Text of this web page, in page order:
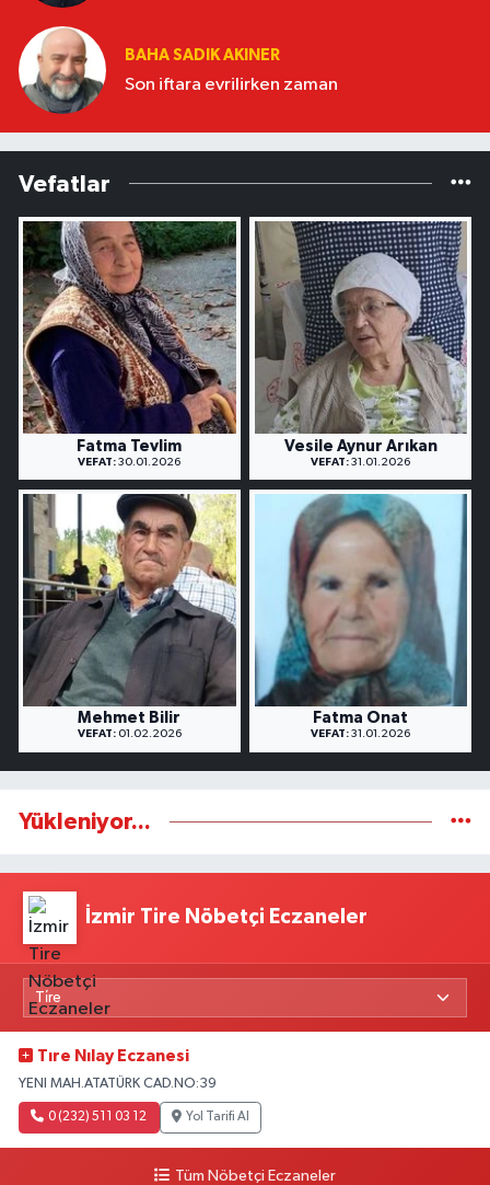
BAHA SADIK AKINER
Son iftara evrilirken zaman
Vefatlar
Fatma Tevlim
VEFAT: 30.01.2026
Vesile Aynur Arıkan
VEFAT: 31.01.2026
Mehmet Bilir
VEFAT:01.02.2026
Fatma Onat
VEFAT: 31.01.2026
Yükleniyor...
İzmir Tire Nöbetçi Eczaneler
Tıre Nılay Eczanesi
YENI MAH.ATATÜRK CAD.NO:39
0 (232) 511 03 12 Yol Tarifi Al
Tüm Nöbetçi Eczaneler